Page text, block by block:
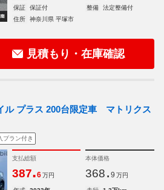
保証
保証付 整備
法定整備付
住所
神奈川県 平塚市
見積もり・在庫確認
ル プラス 200台限定車 マトリクス
プラン付き
支払総額
387.6 万円
本体価格
368. 9 万円